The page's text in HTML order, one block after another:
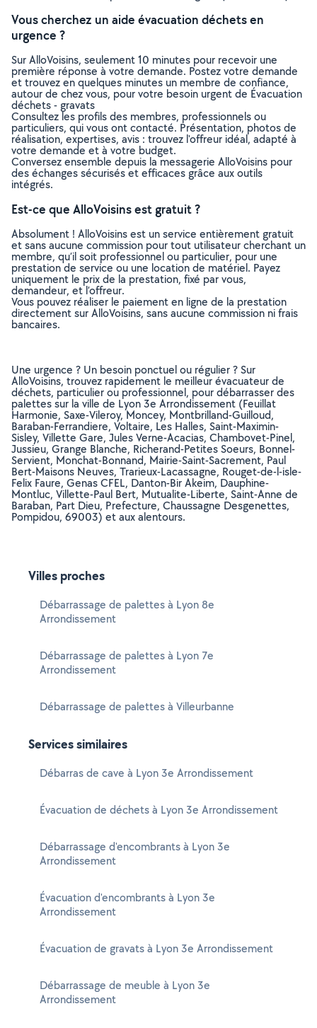
Vous cherchez un aide évacuation déchets en
urgence ?
Sur AlloVoisins, seulement 10 minutes pour recevoir une
première réponse à votre demande. Postez votre demande
et trouvez en quelques minutes un membre de confiance,
autour de chez vous, pour votre besoin urgent de Évacuation
déchets - gravats
Consultez les profils des membres, professionnels ou
particuliers, qui vous ont contacté. Présentation, photos de
réalisation, expertises, avis : trouvez l'offreur idéal, adapté à
votre demande et à votre budget.
Conversez ensemble depuis la messagerie AlloVoisins pour
des échanges sécurisés et efficaces grâce aux outils
intégrés.
Est-ce que AlloVoisins est gratuit ?
Absolument ! AlloVoisins est un service entièrement gratuit
et sans aucune commission pour tout utilisateur cherchant un
membre, qu’il soit professionnel ou particulier, pour une
prestation de service ou une location de matériel. Payez
uniquement le prix de la prestation, fixé par vous,
demandeur, et l’offreur.
Vous pouvez réaliser le paiement en ligne de la prestation
directement sur AlloVoisins, sans aucune commission ni frais
bancaires.
Une urgence ? Un besoin ponctuel ou régulier ? Sur
AlloVoisins, trouvez rapidement le meilleur évacuateur de
déchets, particulier ou professionnel, pour débarrasser des
palettes sur la ville de Lyon 3e Arrondissement (Feuillat
Harmonie, Saxe-Vileroy, Moncey, Montbrilland-Guilloud,
Baraban-Ferrandiere, Voltaire, Les Halles, Saint-Maximin-
Sisley, Villette Gare, Jules Verne-Acacias, Chambovet-Pinel,
Jussieu, Grange Blanche, Richerand-Petites Soeurs, Bonnel-
Servient, Monchat-Bonnand, Mairie-Saint-Sacrement, Paul
Bert-Maisons Neuves, Trarieux-Lacassagne, Rouget-de-l-isle-
Felix Faure, Genas CFEL, Danton-Bir Akeim, Dauphine-
Montluc, Villette-Paul Bert, Mutualite-Liberte, Saint-Anne de
Baraban, Part Dieu, Prefecture, Chaussagne Desgenettes,
Pompidou, 69003) et aux alentours.
Villes proches
Débarrassage de palettes à Lyon 8e
Arrondissement
Débarrassage de palettes à Lyon 7e
Arrondissement
Débarrassage de palettes à Villeurbanne
Services similaires
Débarras de cave à Lyon 3e Arrondissement
Évacuation de déchets à Lyon 3e Arrondissement
Débarrassage d'encombrants à Lyon 3e
Arrondissement
Évacuation d'encombrants à Lyon 3e
Arrondissement
Évacuation de gravats à Lyon 3e Arrondissement
Débarrassage de meuble à Lyon 3e
Arrondissement